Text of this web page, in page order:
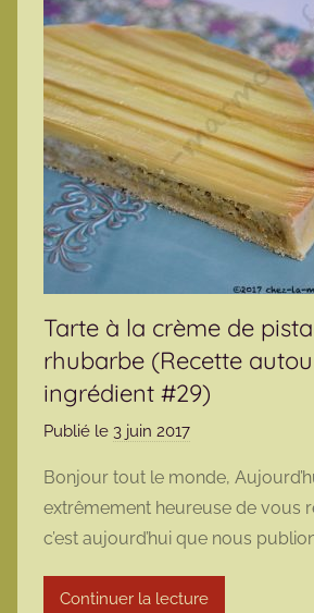
Tarte à la crème de
rhubarbe (Recette
ingrédient #29)
Publié le 3 juin 2017
r
m
a
r
m
Bonjour tout le monde,
extrêmement heureuse de vous
c’est aujourd’hui que nous
Continuer la lecture